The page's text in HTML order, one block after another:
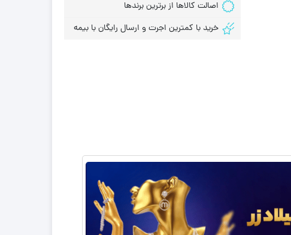
اصالت کالاها از برترین برندها
خرید با کمترین اجرت و ارسال رایگان با بیمه